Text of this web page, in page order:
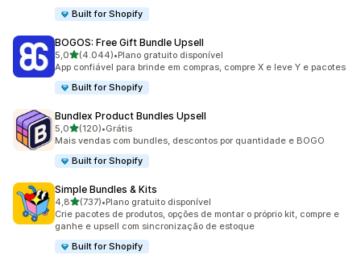
Built for Shopify
BOGOS: Free Gift Bundle Upsell
5,0de 5 estrelas
(4.044)
4044 avaliações ao todo
•Plano gratuito disponível
App confiável para brinde em compras, compre X e leve Y e pacotes
Built for Shopify
Bundlex Product Bundles Upsell
5,0de 5 estrelas
(120)
120 avaliações ao todo
•Grátis
Mais vendas com bundles, descontos por quantidade e BOGO
Built for Shopify
Simple Bundles & Kits
4,8de 5 estrelas
(737)
737 avaliações ao todo
•Plano gratuito disponível
Crie pacotes de produtos, opções de montar o próprio kit, compre e
ganhe e upsell com sincronização de estoque
Built for Shopify